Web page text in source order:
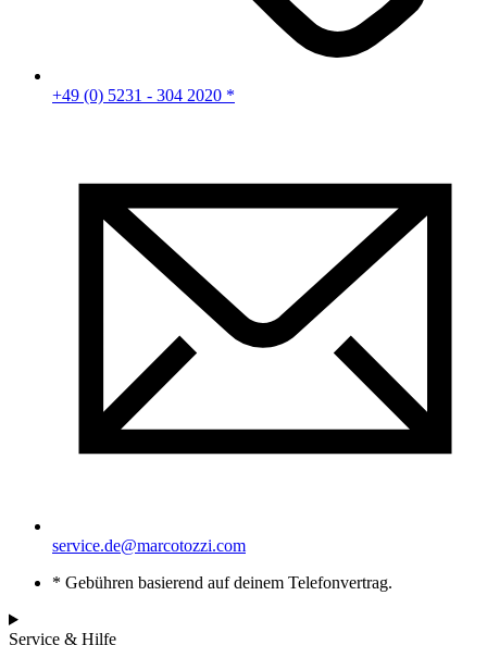
+49 (0) 5231 - 304 2020 *
service.de@marcotozzi.com
* Gebühren basierend auf deinem Telefonvertrag.
Service & Hilfe